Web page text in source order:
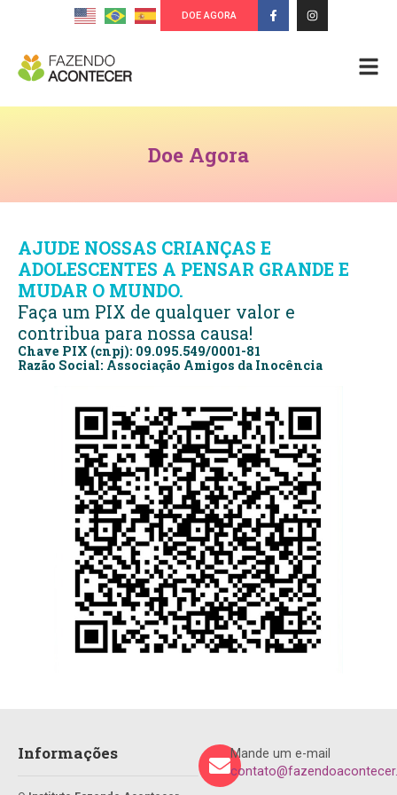
DOE AGORA
Doe Agora
AJUDE NOSSAS CRIANÇAS E
ADOLESCENTES A PENSAR GRANDE E
MUDAR O MUNDO.
Faça um PIX de qualquer valor e
contribua para nossa causa!
Chave PIX (cnpj): 09.095.549/0001-81
Razão Social: Associação Amigos da Inocência
Informações
Mande um e-mail